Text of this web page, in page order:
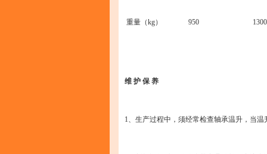
重量（kg） 950 1300
维 护 保 养
1、生产过程中，须经常检查轴承温升，当